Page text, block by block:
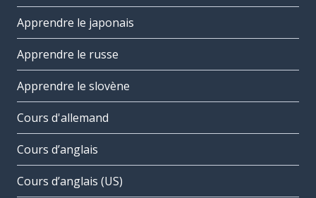
Apprendre le japonais
Apprendre le russe
Apprendre le slovène
Cours d'allemand
Cours d’anglais
Cours d’anglais (US)